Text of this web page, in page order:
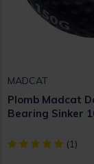
MADCAT
Plomb Madcat
Bearing Sinker
[object Object]
(1)